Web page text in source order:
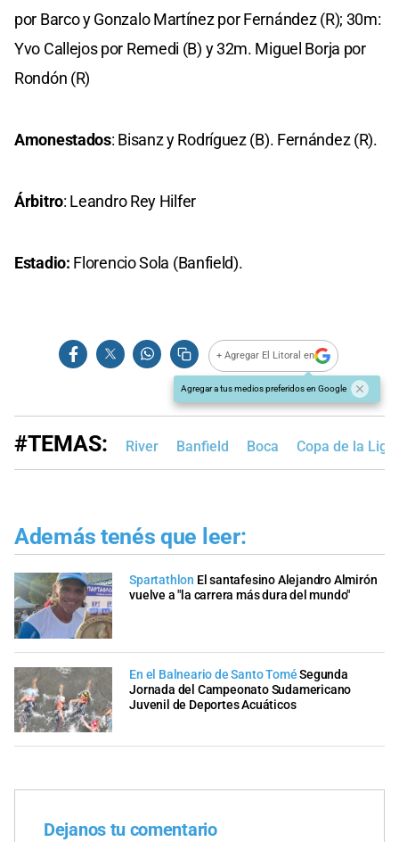
por Barco y Gonzalo Martínez por Fernández (R); 30m:
Yvo Callejos por Remedi (B) y 32m. Miguel Borja por
Rondón (R)
Amonestados: Bisanz y Rodríguez (B). Fernández (R).
Árbitro: Leandro Rey Hilfer
Estadio: Florencio Sola (Banfield).
+ Agregar El Litoral en
Agregar a tus medios preferidos en Google
#TEMAS: River Banfield Boca Copa de la
Además tenés que leer:
Spartathlon El santafesino Alejandro Almirón
vuelve a "la carrera más dura del mundo"
En el Balneario de Santo ToméSegunda
Jornada del Campeonato Sudamericano
Juvenil de Deportes Acuáticos
Dejanos tu comentario